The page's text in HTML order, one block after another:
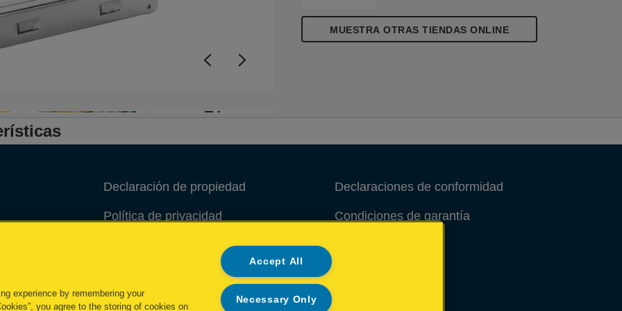
+7
MUESTRA OTRAS TIENDAS ONLINE
Declaración de propiedad
Política de privacidad
Administrar mis datos
Declaraciones de conformidad
Condiciones de garantía
experience by remembering your
you agree to the storing of cookies on
Accept All
Necessary Only